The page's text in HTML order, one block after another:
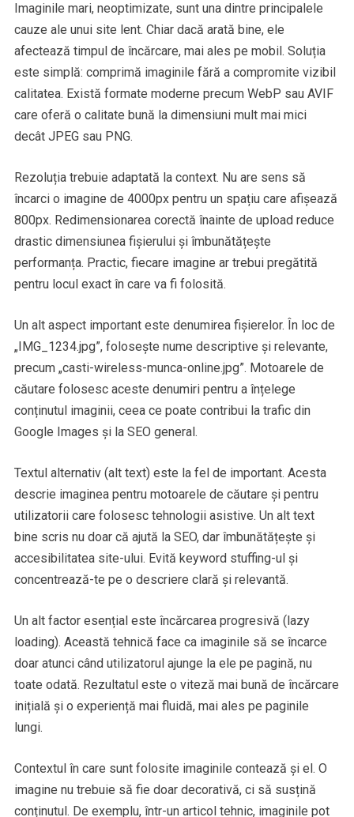
Imaginile mari, neoptimizate, sunt una dintre principalele
cauze ale unui site lent. Chiar dacă arată bine, ele
afectează timpul de încărcare, mai ales pe mobil. Soluția
este simplă: comprimă imaginile fără a compromite vizibil
calitatea. Există formate moderne precum WebP sau AVIF
care oferă o calitate bună la dimensiuni mult mai mici
decât JPEG sau PNG.
Rezoluția trebuie adaptată la context. Nu are sens să
încarci o imagine de 4000px pentru un spațiu care afișează
800px. Redimensionarea corectă înainte de upload reduce
drastic dimensiunea fișierului și îmbunătățește
performanța. Practic, fiecare imagine ar trebui pregătită
pentru locul exact în care va fi folosită.
Un alt aspect important este denumirea fișierelor. În loc de
„IMG_1234.jpg”, folosește nume descriptive și relevante,
precum „casti-wireless-munca-online.jpg”. Motoarele de
căutare folosesc aceste denumiri pentru a înțelege
conținutul imaginii, ceea ce poate contribui la trafic din
Google Images și la SEO general.
Textul alternativ (alt text) este la fel de important. Acesta
descrie imaginea pentru motoarele de căutare și pentru
utilizatorii care folosesc tehnologii asistive. Un alt text
bine scris nu doar că ajută la SEO, dar îmbunătățește și
accesibilitatea site-ului. Evită keyword stuffing-ul și
concentrează-te pe o descriere clară și relevantă.
Un alt factor esențial este încărcarea progresivă (lazy
loading). Această tehnică face ca imaginile să se încarce
doar atunci când utilizatorul ajunge la ele pe pagină, nu
toate odată. Rezultatul este o viteză mai bună de încărcare
inițială și o experiență mai fluidă, mai ales pe paginile
lungi.
Contextul în care sunt folosite imaginile contează și el. O
imagine nu trebuie să fie doar decorativă, ci să susțină
conținutul. De exemplu, într-un articol tehnic, imaginile pot